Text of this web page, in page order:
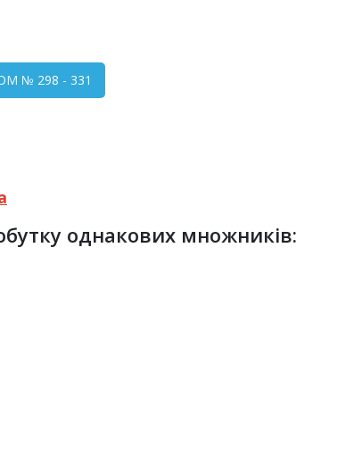
№ 298 - 331
однакових множників: